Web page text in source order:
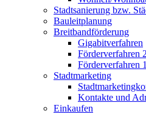
Stadtsanierung bzw.
Bauleitplanung
Breitbandförderung
Gigabitverfahren
Förderverfahren 2
Förderverfahren 1
Stadtmarketing
Kontakte und
Einkaufen